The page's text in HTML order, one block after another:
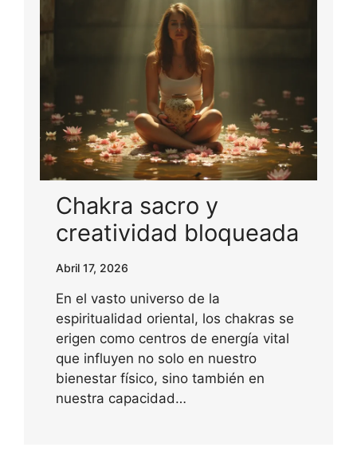
Chakra sacro y
creatividad bloqueada
Abril 17, 2026
En el vasto universo de la
espiritualidad oriental, los chakras se
erigen como centros de energía vital
que influyen no solo en nuestro
bienestar físico, sino también en
nuestra capacidad…